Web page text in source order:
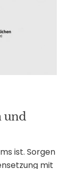
und
ist. Sorgen
mit